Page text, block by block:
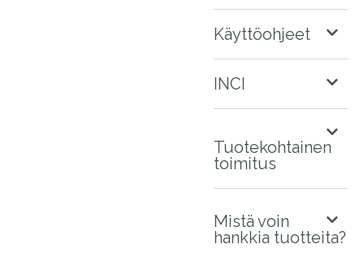
Käyttöohjeet
INCI
Tuotekohtainen
toimitus
Mistä voin
hankkia tuotteita?